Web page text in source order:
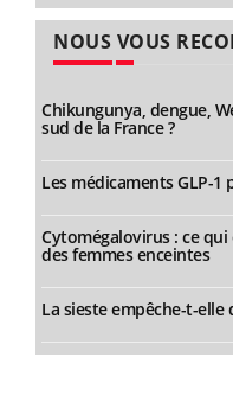
NOUS VOUS
Chikungunya, dengue,
sud de la France ?
Les médicaments GLP-1
Cytomégalovirus : ce qui
des femmes enceintes
La sieste empêche-t-elle